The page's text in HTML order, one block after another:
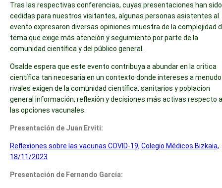
Tras las respectivas conferencias, cuyas presentaciones han sido
cedidas para nuestros visitantes, algunas personas asistentes al
evento expresaron diversas opiniones muestra de la complejidad
tema que exige más atención y seguimiento por parte de la
comunidad científica y del público general.
Osalde espera que este evento contribuya a abundar en la critica
científica tan necesaria en un contexto donde intereses a menudo
rivales exigen de la comunidad científica, sanitarios y poblacion
general información, reflexión y decisiones más activas respecto a
las opciones vacunales.
Presentación de Juan Erviti:
Reflexiones sobre las vacunas COVID-19, Colegio Médicos Bizkaia,
18/11/2023
Presentación de Fernando García: